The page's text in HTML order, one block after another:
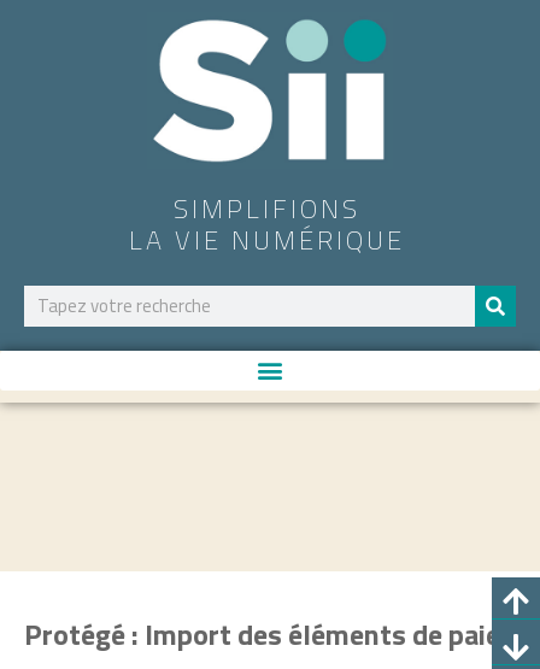
SIMPLIFIONS
LA VIE NUMÉRIQUE
Protégé : Import des éléments de paie